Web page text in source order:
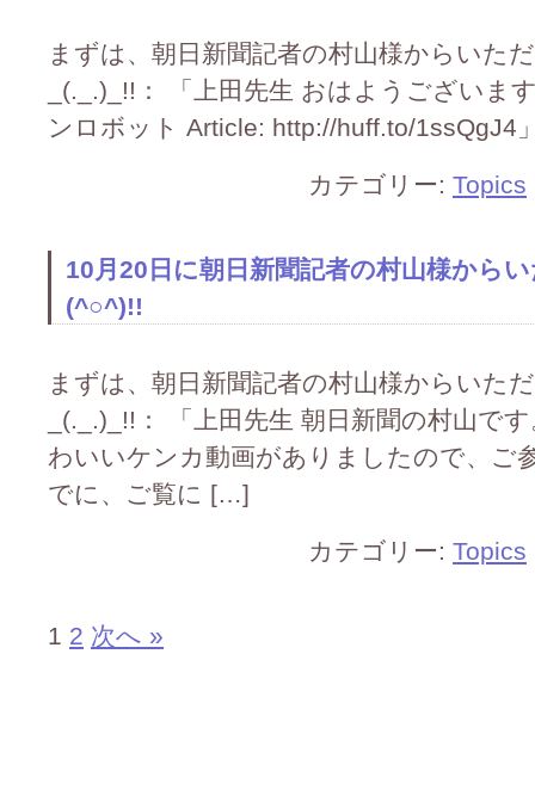
まずは、朝日新聞記者の村山様からいた
_(._.)_!!： 「上田先生 おはようございま
ンロボット Article: http://huff.to/1ssQgJ4
カテゴリー: Topics
10月20日に朝日新聞記者の村山様から
(^○^)!!
まずは、朝日新聞記者の村山様からいた
_(._.)_!!： 「上田先生 朝日新聞の村山で
わいいケンカ動画がありましたので、ご
でに、ご覧に […]
カテゴリー: Topics
1 2 次へ »